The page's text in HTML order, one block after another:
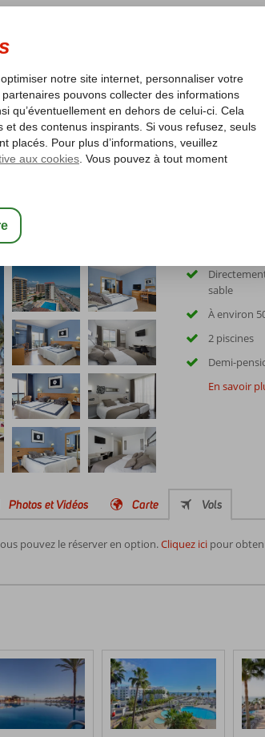
D'HIVER VACANCES AU SOLEIL
Pas de surcharge carburant
sable
À environ
2 piscines
Demi-
En savoir
Photos et Vidéos Carte Vols
pouvez le réserver en option.Cliquez ici pour